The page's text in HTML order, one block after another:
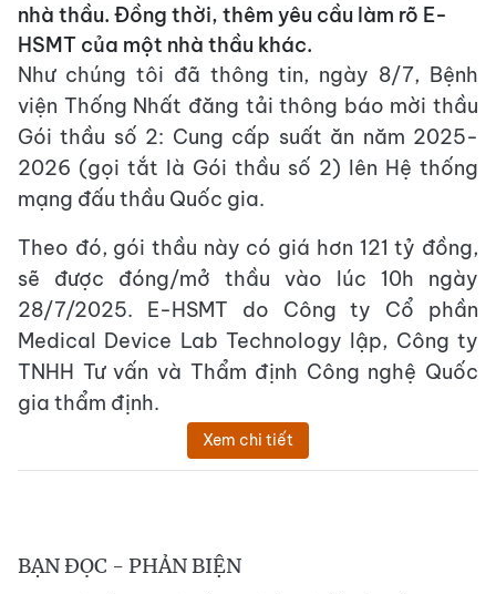
nhà thầu. Đồng thời, thêm yêu cầu làm rõ E-
HSMT của một nhà thầu khác.
Như chúng tôi đã thông tin, ngày 8/7, Bệnh
viện Thống Nhất đăng tải thông báo mời thầu
Gói thầu số 2: Cung cấp suất ăn năm 2025-
2026 (gọi tắt là Gói thầu số 2) lên Hệ thống
mạng đấu thầu Quốc gia.
Theo đó, gói thầu này có giá hơn 121 tỷ đồng,
sẽ được đóng/mở thầu vào lúc 10h ngày
28/7/2025. E-HSMT do Công ty Cổ phần
Medical Device Lab Technology lập, Công ty
TNHH Tư vấn và Thẩm định Công nghệ Quốc
gia thẩm định.
Xem chi tiết
BẠN ĐỌC - PHẢN BIỆN